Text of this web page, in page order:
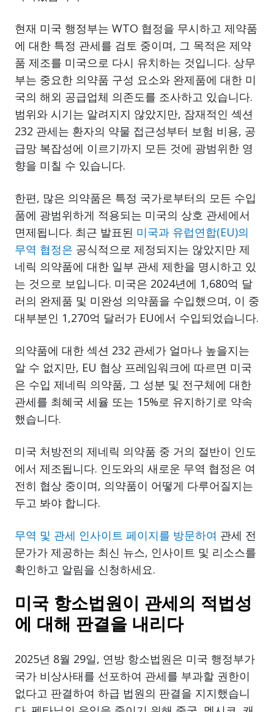
현재 미국 행정부는 WTO 협정을 무시하고 제약품
에 대한 특정 관세를 검토 중이며, 그 목적은 제약
품 제조를 미국으로 다시 유치하는 것입니다. 상무
부는 중요한 의약품 구성 요소와 완제품에 대한 미
국의 해외 공급업체 의존도를 조사하고 있습니다.
범위와 시기는 알려지지 않았지만, 잠재적인 섹션
232 관세는 환자의 약물 접근성부터 보험 비용, 공
급망 복잡성에 이르기까지 모든 것에 광범위한 영
향을 미칠 수 있습니다.
한편, 많은 의약품은 특정 국가로부터의 모든 수입
품에 광범위하게 적용되는 미국의 상호 관세에서
면제됩니다. 최근 발표된 미국과 유럽연합(EU)의
무역 협정은 공식적으로 제정되지는 않았지만 제
네릭 의약품에 대한 일부 관세 제한을 명시하고 있
는 것으로 보입니다. 미국은 2024년에 1,680억 달
러의 완제품 및 미완성 의약품을 수입했으며, 이 중
대부분인 1,270억 달러가 EU에서 수입되었습니다.
의약품에 대한 섹션 232 관세가 얼마나 높을지는
알 수 없지만, EU 협상 프레임워크에 따르면 미국
은 수입 제네릭 의약품, 그 성분 및 전구체에 대한
관세를 최혜국 세율 또는 15%로 유지하기로 약속
했습니다.
미국 처방전의 제네릭 의약품 중 거의 절반이 인도
에서 제조됩니다. 인도와의 새로운 무역 협정은 여
전히 협상 중이며, 의약품이 어떻게 다루어질지는
두고 봐야 합니다.
무역 및 관세 인사이트 페이지를 방문하여 관세 전
문가가 제공하는 최신 뉴스, 인사이트 및 리소스를
확인하고 알림을 신청하세요.
미국 항소법원이 관세의 적법성
에 대해 판결을 내리다
2025년 8월 29일, 연방 항소법원은 미국 행정부가
국가 비상사태를 선포하여 관세를 부과할 권한이
없다고 판결하여 하급 법원의 판결을 지지했습니